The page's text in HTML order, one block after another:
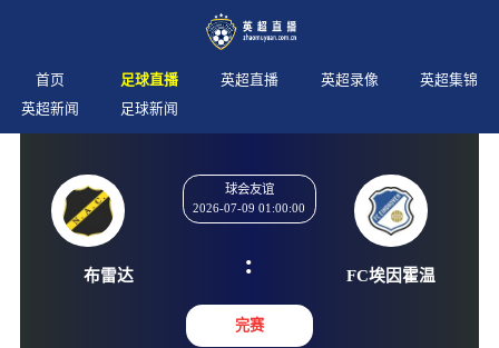
首页 足球直播 英超直播 英超录像
英超集锦
英超新闻
足球新闻
: